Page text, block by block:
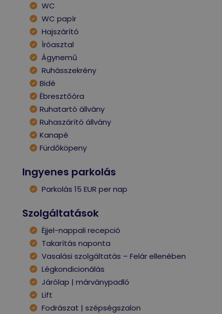
WC
WC papír
Hajszárító
Íróasztal
Ágynemű
Ruhásszekrény
Bidé
Ébresztőóra
Ruhatartó állvány
Ruhaszárító állvány
Kanapé
Fürdőköpeny
Ingyenes parkolás
Parkolás 15 EUR per nap
Szolgáltatások
Éjjel-nappali recepció
Takarítás naponta
Vasalási szolgáltatás – Felár ellenében
Légkondicionálás
Járólap | márványpadló
Lift
Fodrászat | szépségszalon